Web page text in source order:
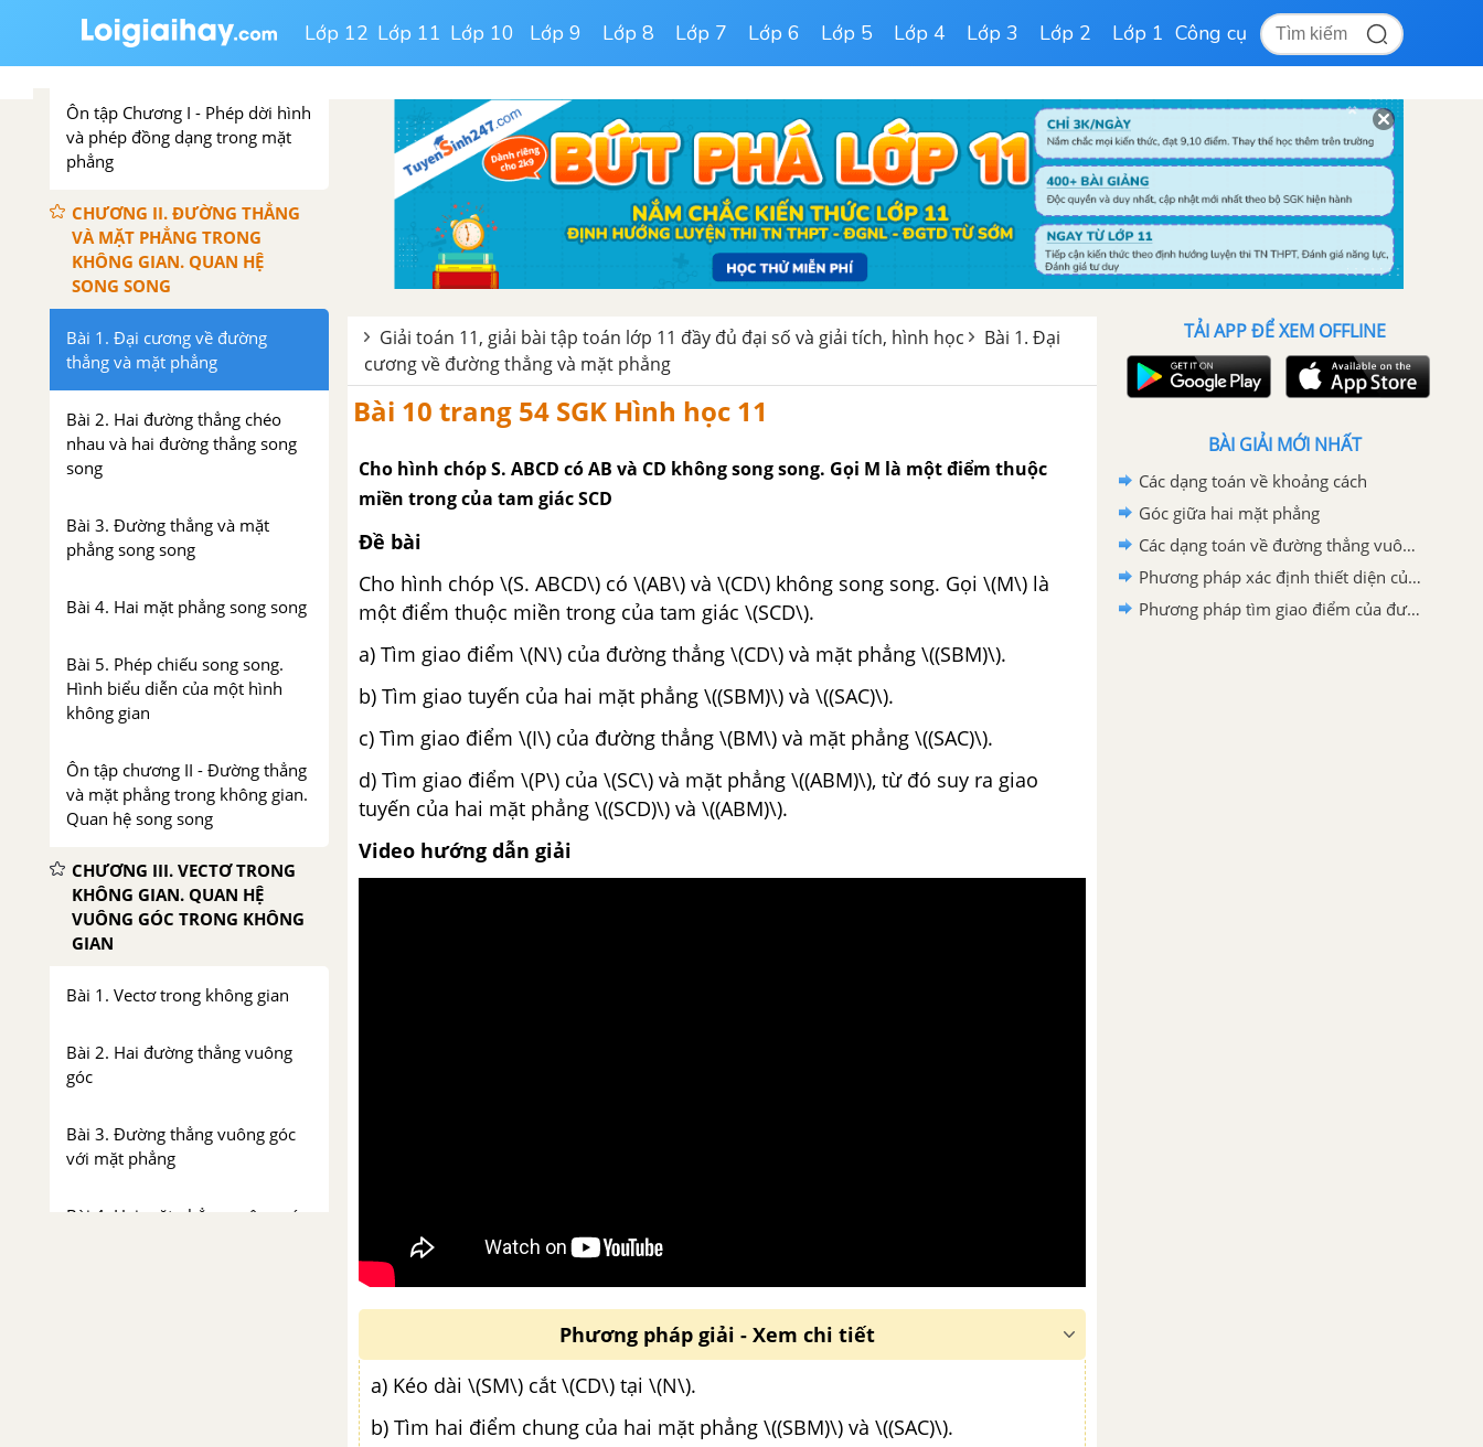
Lớp 12 Lớp 11 Lớp 10 Lớp 9 Lớp 8 Lớp 7 Lớp 6 Lớp 5 Lớp 4 Lớp 3 Lớp 2 Lớp 1 Công cụ
Ôn tập Chương I - Phép dời hình
và phép đồng dạng trong mặt
phẳng
CHƯƠNG II. ĐƯỜNG THẲNG
VÀ MẶT PHẲNG TRONG
KHÔNG GIAN. QUAN HỆ
SONG SONG
Bài 1. Đại cương về đường
thẳng và mặt phẳng
Bài 2. Hai đường thẳng chéo
nhau và hai đường thẳng song
song
Bài 3. Đường thẳng và mặt
phẳng song song
Bài 4. Hai mặt phẳng song song
Bài 5. Phép chiếu song song.
Hình biểu diễn của một hình
không gian
Ôn tập chương II - Đường thẳng
và mặt phẳng trong không gian.
Quan hệ song song
CHƯƠNG III. VECTƠ TRONG
KHÔNG GIAN. QUAN HỆ
VUÔNG GÓC TRONG KHÔNG
GIAN
Bài 1. Vectơ trong không gian
Bài 2. Hai đường thẳng vuông
góc
Bài 3. Đường thẳng vuông góc
với mặt phẳng
Bài 4. Hai mặt phẳng vuông góc
Giải toán 11, giải bài tập toán lớp 11 đầy đủ đại số và giải tích, hình học
Bài 1. Đại
cương về đường thẳng và mặt phẳng
Bài 10 trang 54 SGK Hình học 11
Cho hình chóp S. ABCD có AB và CD không song song. Gọi M là một điểm thuộc
miền trong của tam giác SCD
Đề bài
Cho hình chóp \(S. ABCD\) có \(AB\) và \(CD\) không song song. Gọi \(M\) là
một điểm thuộc miền trong của tam giác \(SCD\).
a) Tìm giao điểm \(N\) của đường thẳng \(CD\) và mặt phẳng \((SBM)\).
b) Tìm giao tuyến của hai mặt phẳng \((SBM)\) và \((SAC)\).
c) Tìm giao điểm \(I\) của đường thẳng \(BM\) và mặt phẳng \((SAC)\).
d) Tìm giao điểm \(P\) của \(SC\) và mặt phẳng \((ABM)\), từ đó suy ra giao
tuyến của hai mặt phẳng \((SCD)\) và \((ABM)\).
Video hướng dẫn giải
Phương pháp giải - Xem chi tiết
a) Kéo dài \(SM\) cắt \(CD\) tại \(N\).
b) Tìm hai điểm chung của hai mặt phẳng \((SBM)\) và \((SAC)\).
TẢI APP ĐỂ XEM OFFLINE
BÀI GIẢI MỚI NHẤT
Các dạng toán về khoảng cách
Góc giữa hai mặt phẳng
Các dạng toán về đường thẳng vuông góc với mặt phẳng
Phương pháp xác định thiết diện của hình chóp
Phương pháp tìm giao điểm của đường thẳng và mặt phẳng